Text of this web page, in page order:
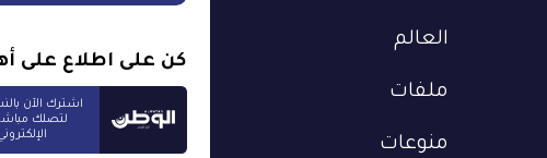
العالم
ملفات
منوعات
كن على اطلاع على
اشترك الآن
لتصلك